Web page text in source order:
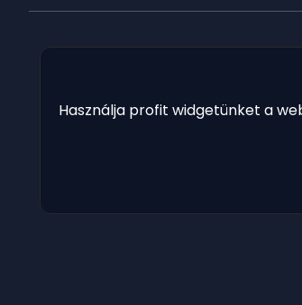
Használja profit widgetünket a